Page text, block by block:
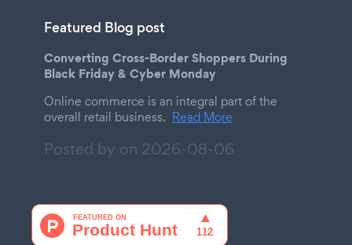
Featured Blog post
Converting Cross-Border Shoppers During
Black Friday & Cyber Monday
Online commerce is an integral part of the
overall retail business. Read More
Posted by on 2026-08-06